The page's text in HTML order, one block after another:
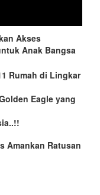
Akses
Anak Bangsa
Rumah di Lingkar
Eagle yang
Amankan Ratusan